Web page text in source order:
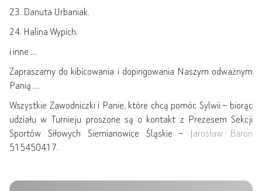
23. Danuta Urbaniak.
24. Halina Wypich.
i inne ….
Zapraszamy do kibicowania i dopingowania Naszym odważnym
Panią ….
Wszystkie Zawodniczki i Panie, które chcą pomóc Sylwii – biorąc
udziału w Turnieju proszone są o kontakt z Prezesem Sekcji
Sportów Siłowych Siemianowice Śląskie – Jarosław Baron
515450417.